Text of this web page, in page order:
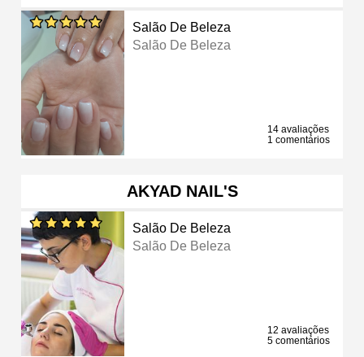
Salão De Beleza
Salão De Beleza
14 avaliações
1 comentários
AKYAD NAIL'S
Salão De Beleza
Salão De Beleza
12 avaliações
5 comentários